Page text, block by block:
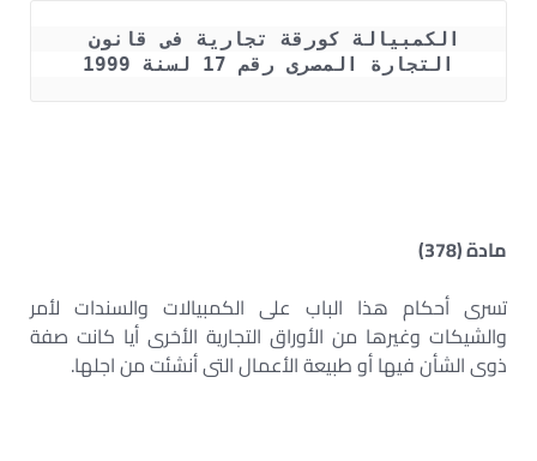
التجارة المصرى رقم 17 لسنة 1999
مادة (378)
تسرى أحكام هذا الباب على الكمبيالات والسندات لأمر
والشيكات وغيرها من الأوراق التجارية الأخرى أيا كانت صفة
ذوى الشأن فيها أو طبيعة الأعمال التى أنشئت من اجلها.